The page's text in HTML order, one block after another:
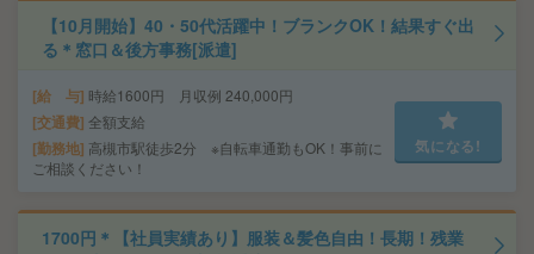
【10月開始】40・50代活躍中！ブランクOK！結果すぐ出
る＊窓口＆後方事務[派遣]
給 与 時給1600円 月収例 240,000円
交通費 全額支給
勤務地 高槻市駅徒歩2分 ※自転車通勤もOK！事前に
ご相談ください！
気になる!
1700円＊【社員実績あり】服装＆髪色自由！長期！残業